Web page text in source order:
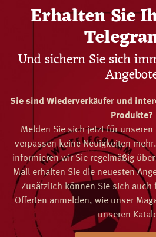
Erhalten Sie
Und sichern Sie sich
Sie sind Wiederverkäufer und
Produkte?
Melden Sie sich jetzt für unseren
verpassen keine Neuigkeiten
informieren wir Sie regelmäßig
Mail erhalten Sie die neuesten
Zusätzlich können Sie sich auch
Offerten anmelden, wie unser
unseren